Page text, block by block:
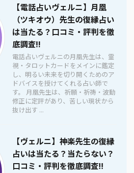
【電話占いヴェルニ】月凰
（ツキオウ）先生の復縁占い
は当たる？口コミ・評判を徹
底調査!!
電話占いヴェルニの月凰先生は、霊
視・タロットカードをメインに鑑定
し、明るい未来を切り開くためのア
ドバイスを授けてくれる占い師で
す。 月凰先生は、祈願・祈祷・波動
修正に定評があり、苦しい現状から
抜け出す ...
【ヴェルニ】神楽先生の復縁
占いは当たる？当たらない？
口コミ・評判を徹底調査!!